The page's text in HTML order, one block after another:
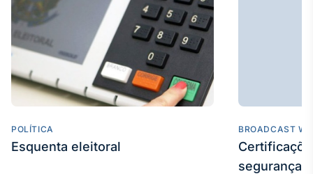
Em breve
BroadFast
POLÍTICA
Esquenta eleitoral
BROADCAST
segurança